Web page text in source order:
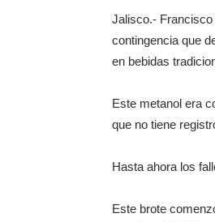
Jalisco.-
contingencia que
en bebidas
Este metanol era
que no tiene
Hasta ahora los
Este brote